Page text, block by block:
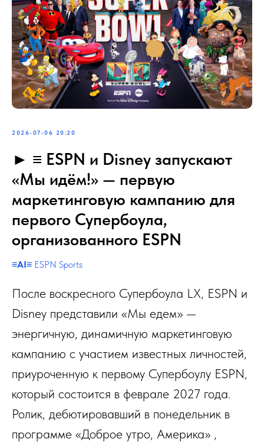
2026-07-06 20:20
► ≡‪‪‪‪‪ ESPN и Disney запускают
«Мы идём!» — первую
маркетинговую кампанию для
первого Супербоула,
организованного ESPN
≡‪‪‪‪‪AI≡ ESPN Sports
После воскресного Супербоула LX, ESPN и
Disney представили «Мы едем» —
энергичную, динамичную маркетинговую
кампанию с участием известных личностей,
приуроченную к первому Супербоулу ESPN,
который состоится в феврале 2027 года.
Ролик, дебютировавший в понедельник в
программе «Доброе утро, Америка» ,